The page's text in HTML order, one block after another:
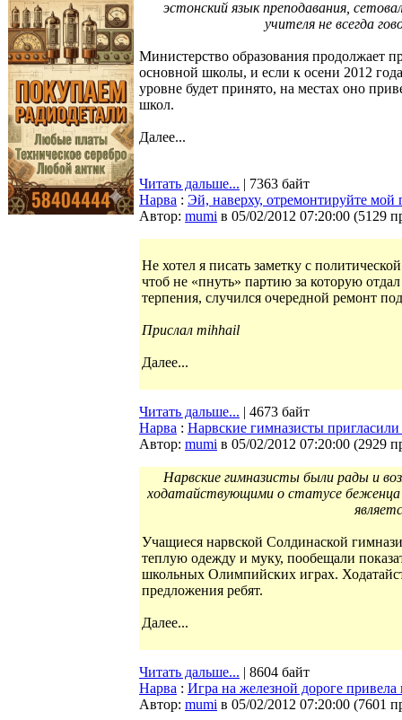
эстонский язык преподавания,
учителя не всегда
Министерство образования продолжает
основной школы, и если к осени 2012
уровне будет принято, на местах оно
школ.
Далее...
Читать дальше... | 7363 байт
Нарва : Эй, наверху, отремонтируйте мой
Автор: mumi в 05/02/2012 07:20:00 (5129
Не хотел я писать заметку с
чтоб не «пнуть» партию за которую
терпения, случился очередной ремонт
Прислал mihhail
Далее...
Читать дальше... | 4673 байт
Нарва : Нарвские гимназисты
Автор: mumi в 05/02/2012 07:20:00 (2929
Нарвские гимназисты были рады и
ходатайствующими о статусе беженца
Учащиеся нарвской Солдинаской
теплую одежду и муку, пообещали
школьных Олимпийских играх.
предложения ребят.
Далее...
Читать дальше... | 8604 байт
Нарва : Игра на железной дороге
Автор: mumi в 05/02/2012 07:20:00 (7601